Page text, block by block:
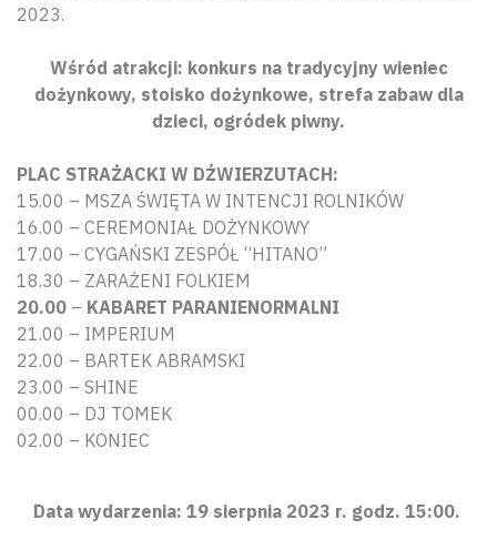
2023.
Wśród atrakcji: konkurs na tradycyjny wieniec
dożynkowy, stoisko dożynkowe, strefa zabaw dla
dzieci, ogródek piwny.
PLAC STRAŻACKI W DŹWIERZUTACH:
15.00 – MSZA ŚWIĘTA W INTENCJI ROLNIKÓW
16.00 – CEREMONIAŁ DOŻYNKOWY
17.00 – CYGAŃSKI ZESPÓŁ “HITANO”
18.30 – ZARAŻENI FOLKIEM
20.00 – KABARET PARANIENORMALNI
21.00 – IMPERIUM
22.00 – BARTEK ABRAMSKI
23.00 – SHINE
00.00 – DJ TOMEK
02.00 – KONIEC
Data wydarzenia: 19 sierpnia 2023 r. godz. 15:00.